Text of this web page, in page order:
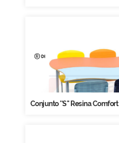
Conjunto ''S'' Resina Comfort